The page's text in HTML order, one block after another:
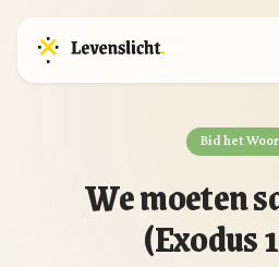
Bid het
We moeten
(Exodus